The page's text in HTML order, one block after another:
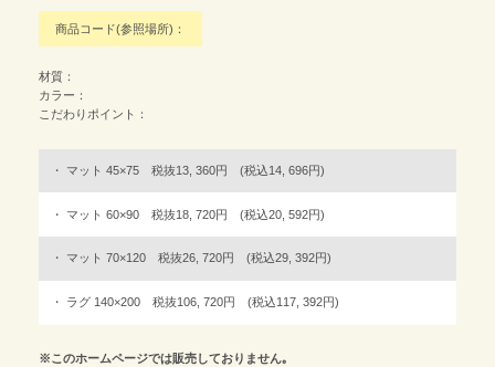
商品コード(参照場所)：
材質：
カラー：
こだわりポイント：
マット 45×75 税抜13, 360円 (税込14, 696円)
マット 60×90 税抜18, 720円 (税込20, 592円)
マット 70×120 税抜26, 720円 (税込29, 392円)
ラグ 140×200 税抜106, 720円 (税込117, 392円)
※このホームページでは販売しておりません｡